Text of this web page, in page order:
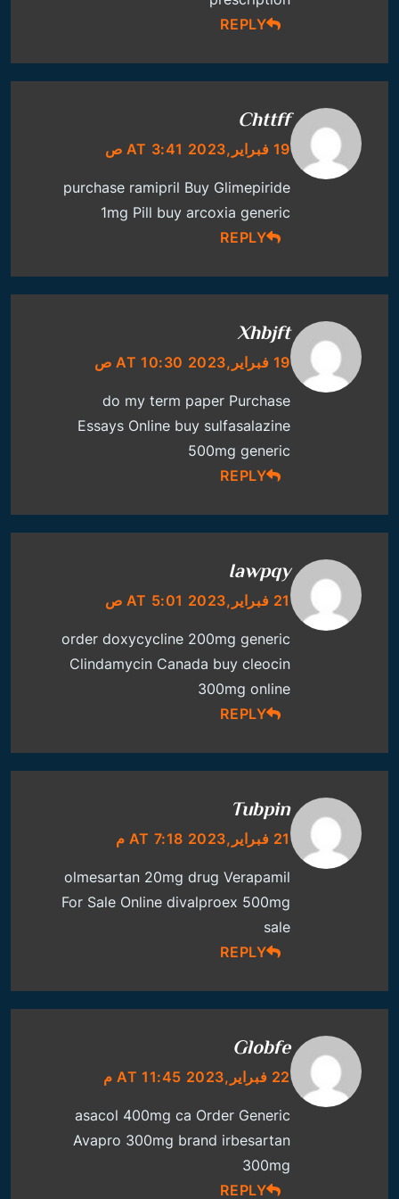
REPLY
Chttff
19 فبراير,2023 AT 3:41 ص
purchase ramipril Buy Glimepiride
1mg Pill buy arcoxia generic
REPLY
Xhbjft
19 فبراير,2023 AT 10:30 ص
do my term paper Purchase
Essays Online buy sulfasalazine
500mg generic
REPLY
Iawpqy
21 فبراير,2023 AT 5:01 ص
order doxycycline 200mg generic
Clindamycin Canada buy cleocin
300mg online
REPLY
Tubpin
21 فبراير,2023 AT 7:18 م
olmesartan 20mg drug Verapamil
For Sale Online divalproex 500mg
sale
REPLY
Globfe
22 فبراير,2023 AT 11:45 م
asacol 400mg ca Order Generic
Avapro 300mg brand irbesartan
300mg
REPLY